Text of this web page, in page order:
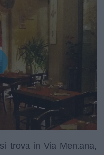
si trova in Via Mentana,